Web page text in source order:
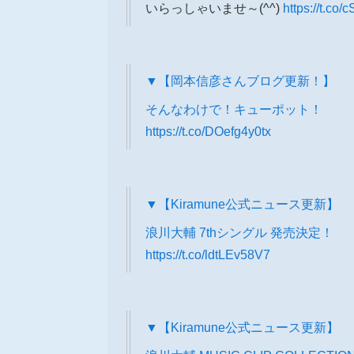
いらっしゃいませ～(^^) https://t.co/
▼【岡本信彦さんブログ更新！】
そんなわけで！キューポット！
https://t.co/DOefg4y0tx
▼【Kiramune公式ニュース更新】
浪川大輔 7thシングル 発売決定！
https://t.co/ldtLEv58V7
▼【Kiramune公式ニュース更新】